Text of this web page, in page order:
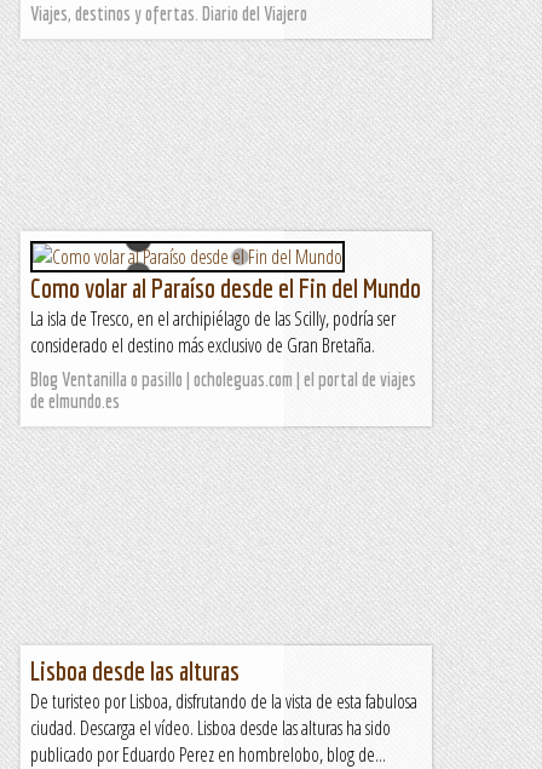
Viajes, destinos y ofertas. Diario del Viajero
Como volar al Paraíso desde el Fin del Mundo
La isla de Tresco, en el archipiélago de las Scilly, podría ser
considerado el destino más exclusivo de Gran Bretaña.
Blog Ventanilla o pasillo | ocholeguas.com | el portal de viajes
de elmundo.es
Lisboa desde las alturas
De turisteo por Lisboa, disfrutando de la vista de esta fabulosa
ciudad. Descarga el vídeo. Lisboa desde las alturas ha sido
publicado por Eduardo Perez en hombrelobo, blog de...